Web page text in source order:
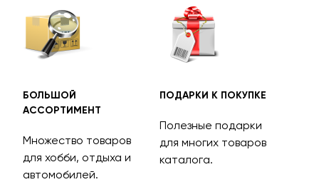
БОЛЬШОЙ
АССОРТИМЕНТ
Множество товаров
для хобби, отдыха и
автомобилей.
ПОДАРКИ К ПОКУПКЕ
Полезные подарки
для многих товаров
каталога.